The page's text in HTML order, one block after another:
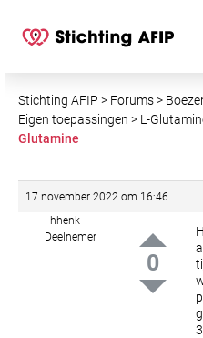
Stichting AFIP > Forums>
Eigen toepassingen > L-
Glutamine
17 november 2022 om 16:46
hhenk
Deelnemer
0